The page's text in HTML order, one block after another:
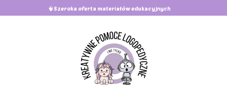
🧠Szeroka oferta materiałów edukacyjnych